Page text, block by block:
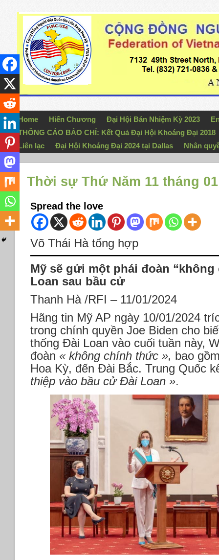
Home Hiến Chương Đại Hội Bán Nhiệm Kỳ 2023
THÔNG CÁO BÁO CHÍ: Kết Quả Đại Hội Khoáng Đại 2018
Liên lạc
Đại Hội Khoáng Đại 2024 tại Dallas Nhân
Thời sự Thứ Năm 11 tháng
Spread the love
Võ Thái Hà tổng hợp
Mỹ sẽ gửi một phái đoàn
Loan sau bầu cử
Thanh Hà /RFI – 11/01/2024
Hãng tin Mỹ AP ngày 10/01/2024
trong chính quyền Joe Biden cho
thống Đài Loan vào cuối tuần này,
đoàn « không chính thức », bao
Hoa Kỳ, đến Đài Bắc. Trung Quốc
thiệp vào bầu cử Đài Loan ».